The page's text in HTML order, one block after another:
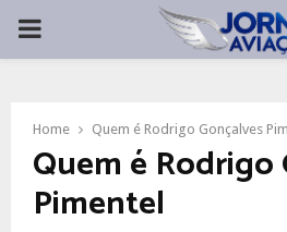
PRIMARY
Home Quem é Rodrigo Gonçalves
Quem é Rodrigo
Pimentel